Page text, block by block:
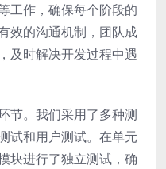
工作，确保每个阶段的
效的沟通机制，团队成
及时解决开发过程中遇
节。我们采用了多种测
试和用户测试。在单元
块进行了独立测试，确